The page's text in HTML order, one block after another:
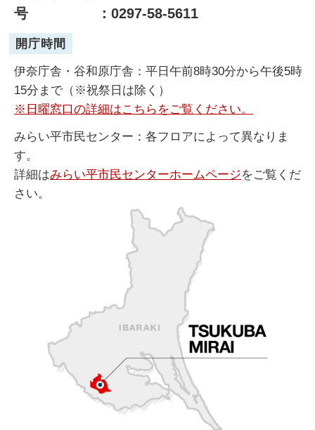
号
：0297-58-5611
開庁時間
伊奈庁舎・谷和原庁舎：平日午前8時30分から午後5時
15分まで（※祝祭日は除く）
※日曜窓口の詳細はこちらをご覧ください。
みらい平市民センター：各フロアによって異なりま
す。
詳細はみらい平市民センターホームページをご覧くだ
さい。